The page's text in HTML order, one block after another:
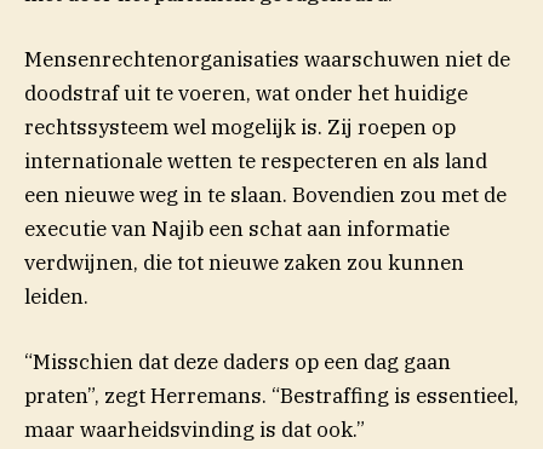
Mensenrechtenorganisaties waarschuwen niet de
doodstraf uit te voeren, wat onder het huidige
rechtssysteem wel mogelijk is. Zij roepen op
internationale wetten te respecteren en als land
een nieuwe weg in te slaan. Bovendien zou met de
executie van Najib een schat aan informatie
verdwijnen, die tot nieuwe zaken zou kunnen
leiden.
“Misschien dat deze daders op een dag gaan
praten”, zegt Herremans. “Bestraffing is essentieel,
maar waarheidsvinding is dat ook.”